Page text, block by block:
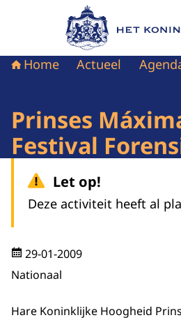
Naar de homepage
Home Actueel
Prinses
Festival
Let op!
Deze activiteit heeft al
29-01-2009
Nationaal
Hare Koninklijke Hoogheid